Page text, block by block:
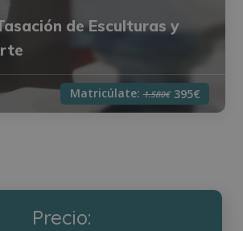
de Esculturas y
Matricúlate:1.580€ 395€
Precio: